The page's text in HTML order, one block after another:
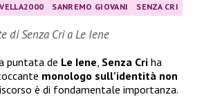
SANREMO GIOVANI SENZA CRI
di Senza Cri a Le Iene
puntata de Le Iene Senza Cri ha
monologo sull’identità non
è di fondamentale importanza.